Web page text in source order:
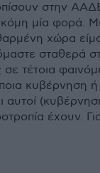
στην
μία φορά.
χώρα
σταθερά
τέτοια
κυβέρνηση
αυτοί
έχουν.